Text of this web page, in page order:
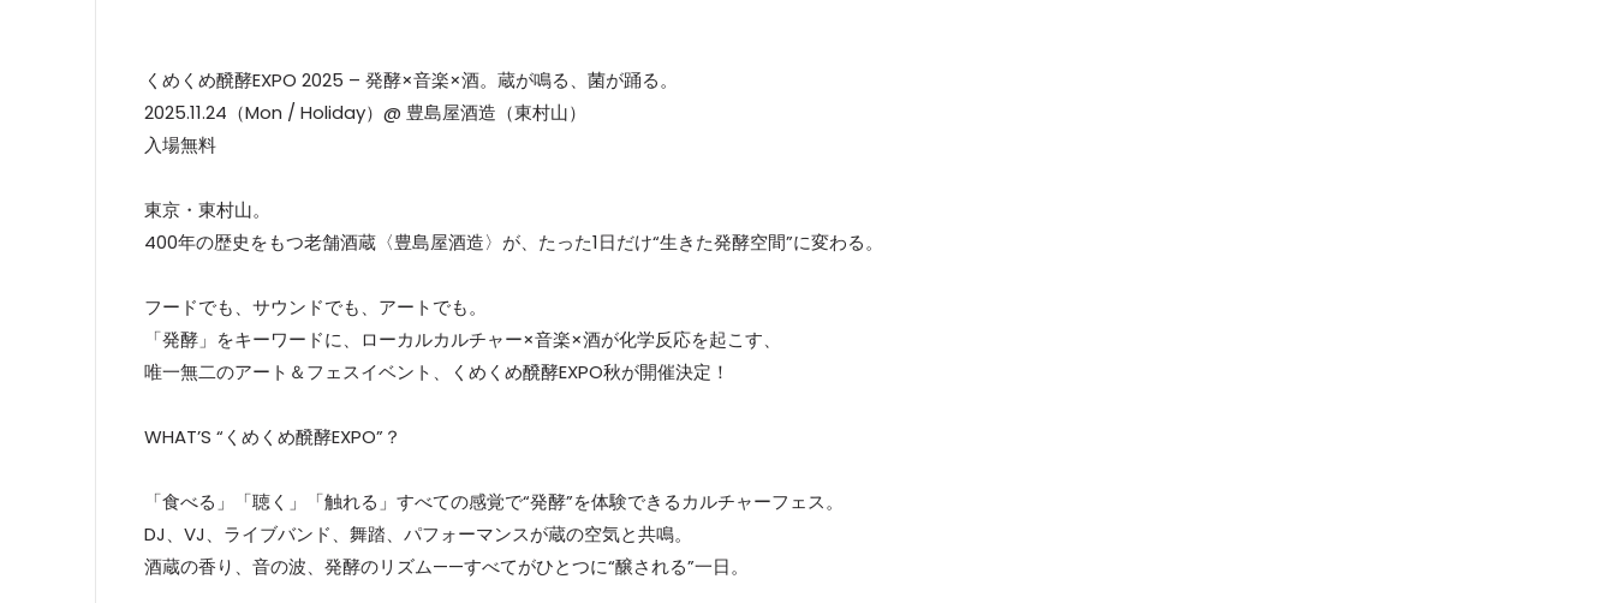
くめくめ醗酵EXPO 2025 – 発酵×音楽×酒。蔵が鳴る、菌が踊る。
2025.11.24（Mon / Holiday）@ 豊島屋酒造（東村山）
入場無料
東京・東村山。
400年の歴史をもつ老舗酒蔵〈豊島屋酒造〉が、たった1日だけ“生きた発酵空間”に変わる。
フードでも、サウンドでも、アートでも。
「発酵」をキーワードに、ローカルカルチャー×音楽×酒が化学反応を起こす、
唯一無二のアート＆フェスイベント、くめくめ醗酵EXPO秋が開催決定！
WHAT’S “くめくめ醗酵EXPO”？
「食べる」「聴く」「触れる」すべての感覚で“発酵”を体験できるカルチャーフェス。
DJ、VJ、ライブバンド、舞踏、パフォーマンスが蔵の空気と共鳴。
酒蔵の香り、音の波、発酵のリズム——すべてがひとつに“醸される”一日。